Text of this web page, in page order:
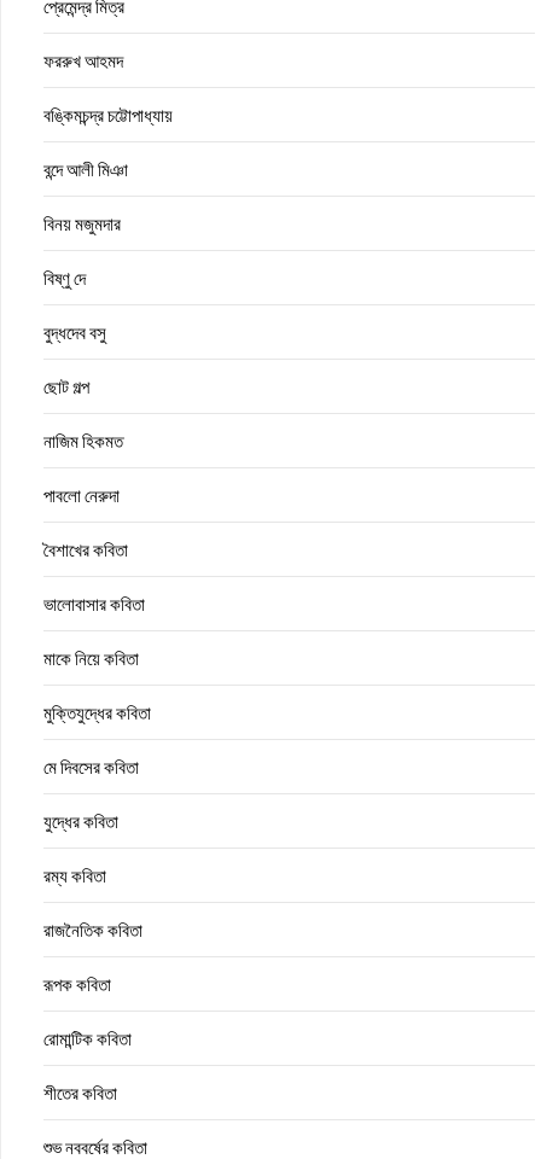
প্রেমেন্দ্র মিত্র
ফররুখ আহমদ
বঙ্কিমচন্দ্র চট্টোপাধ্যায়
বন্দে আলী মিঞা
বিনয় মজুমদার
বিষ্ণু দে
বুদ্ধদেব বসু
ছোট গল্প
নাজিম হিকমত
পাবলো নেরুদা
বৈশাখের কবিতা
ভালোবাসার কবিতা
মাকে নিয়ে কবিতা
মুক্তিযুদ্ধের কবিতা
মে দিবসের কবিতা
যুদ্ধের কবিতা
রম্য কবিতা
রাজনৈতিক কবিতা
রূপক কবিতা
রোমান্টিক কবিতা
শীতের কবিতা
শুভ নববর্ষের কবিতা